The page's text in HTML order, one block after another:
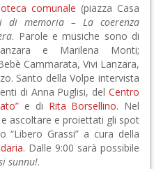
comunale (piazza Casa
di memoria – La coerenza
. Parole e musiche sono di
e Marilena Monti;
Cammarata, Vivi Lanzara,
Santo della Volpe intervista
di Anna Puglisi, del Centro
e di Rita Borsellino. Nel
ascoltare e proiettati gli spot
Grassi” a cura della
. Dalle 9:00 sarà possibile
sunnu!.